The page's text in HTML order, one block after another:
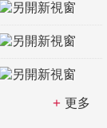
更多